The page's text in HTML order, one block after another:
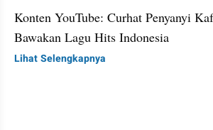
Konten YouTube: Curhat Penyanyi
Bawakan Lagu Hits Indonesia
Lihat Selengkapnya